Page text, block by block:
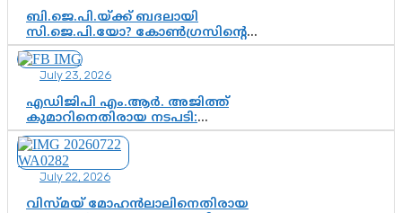
ബി.ജെ.പി.യ്ക്ക് ബദലായി
സി.ജെ.പി.യോ? കോൺഗ്രസിന്റെ
രാഷ്ട്രീയ ഇടം കൈവശപ്പെടുത്താൻ
സിജെപി ഉയർന്നുകഴിഞ്ഞോ?
ഇന്ത്യൻ രാഷ്ട്രീയത്തിലെ പുതിയ
വഴിത്തിരിവ്
July 23, 2026
എഡിജിപി എം.ആർ. അജിത്ത്
കുമാറിനെതിരായ നടപടി:
സസ്പെൻഷനിൽ ഒതുങ്ങുമോ,
അതോ കൂടുതൽ കടുത്ത
നടപടികളിലേക്കോ?
July 22, 2026
വിസ്മയ് മോഹൻലാലിനെതിരായ